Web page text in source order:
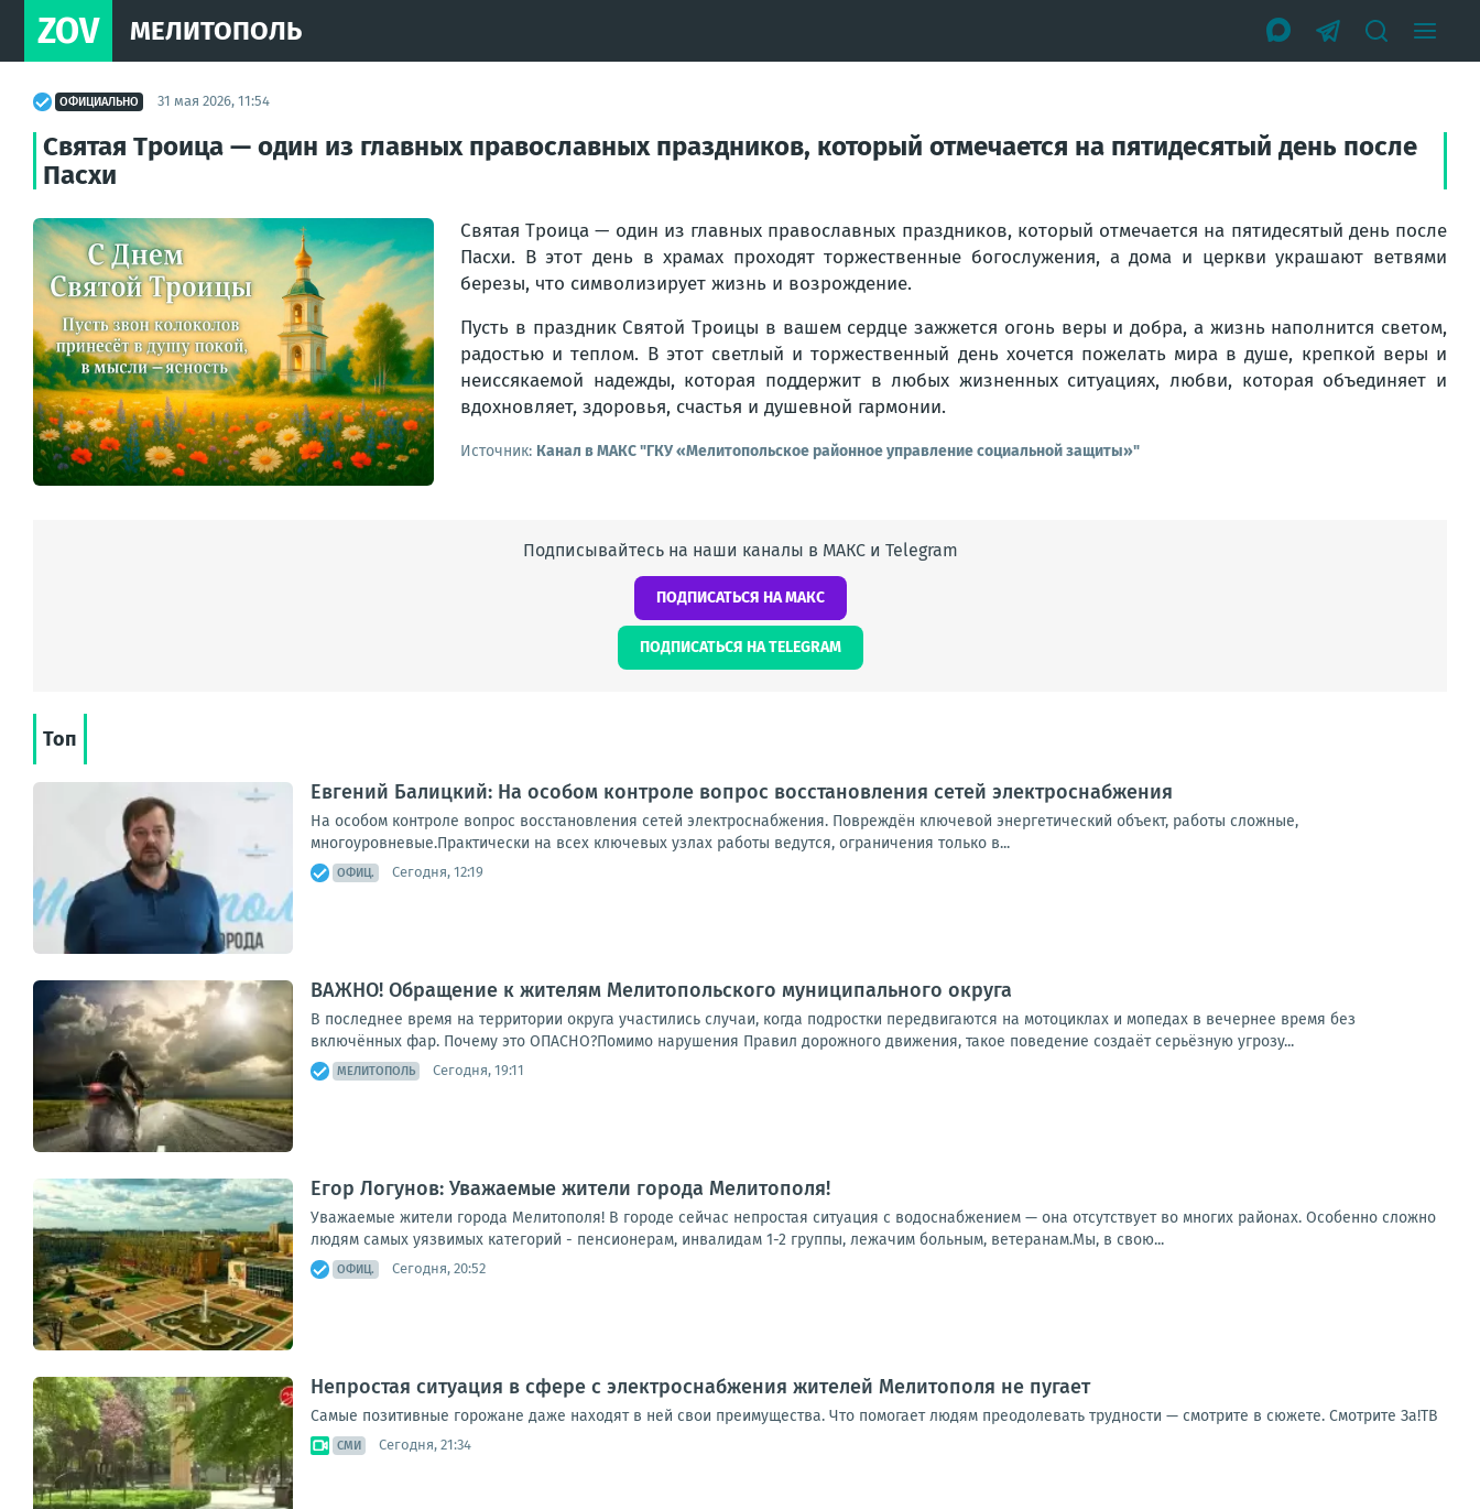
ZOV МЕЛИТОПОЛЬ
ОФИЦИАЛЬНО 31 мая 2026, 11:54
Святая Троица — один из главных православных праздников, который отмечается на пятидесятый день после
Пасхи
Святая Троица — один из главных православных праздников, который отмечается на пятидесятый день после
Пасхи. В этот день в храмах проходят торжественные богослужения, а дома и церкви украшают ветвями
березы, что символизирует жизнь и возрождение.
Пусть в праздник Святой Троицы в вашем сердце зажжется огонь веры и добра, а жизнь наполнится светом,
радостью и теплом. В этот светлый и торжественный день хочется пожелать мира в душе, крепкой веры и
неиссякаемой надежды, которая поддержит в любых жизненных ситуациях, любви, которая объединяет и
вдохновляет, здоровья, счастья и душевной гармонии.
Источник: Канал в МАКС "ГКУ «Мелитопольское районное управление социальной защиты»"
Подписывайтесь на наши каналы в МАКС и Telegram
ПОДПИСАТЬСЯ НА МАКС
ПОДПИСАТЬСЯ НА TELEGRAM
Топ
Евгений Балицкий: На особом контроле вопрос восстановления сетей электроснабжения
На особом контроле вопрос восстановления сетей электроснабжения. Повреждён ключевой энергетический объект, работы сложные,
многоуровневые.Практически на всех ключевых узлах работы ведутся, ограничения только в...
ОФИЦ. Сегодня, 12:19
ВАЖНО! Обращение к жителям Мелитопольского муниципального округа
В последнее время на территории округа участились случаи, когда подростки передвигаются на мотоциклах и мопедах в вечернее время без
включённых фар. Почему это ОПАСНО?Помимо нарушения Правил дорожного движения, такое поведение создаёт серьёзную угрозу...
МЕЛИТОПОЛЬ Сегодня, 19:11
Егор Логунов: Уважаемые жители города Мелитополя!
Уважаемые жители города Мелитополя! В городе сейчас непростая ситуация с водоснабжением — она отсутствует во многих районах. Особенно сложно
людям самых уязвимых категорий - пенсионерам, инвалидам 1-2 группы, лежачим больным, ветеранам.Мы, в свою...
ОФИЦ. Сегодня, 20:52
Непростая ситуация в сфере с электроснабжения жителей Мелитополя не пугает
Самые позитивные горожане даже находят в ней свои преимущества. Что помогает людям преодолевать трудности — смотрите в сюжете. Смотрите За!ТВ
СМИ Сегодня, 21:34